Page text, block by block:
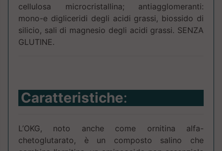
cellulosa microcristallina; antiagglomeranti:
mono-e digliceridi degli acidi grassi, biossido di
silicio, sali di magnesio degli acidi grassi. SENZA
GLUTINE.
Caratteristiche:
L’OKG, noto anche come ornitina alfa-
chetoglutarato, è un composto salino che